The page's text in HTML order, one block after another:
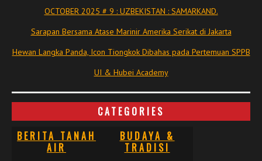
OCTOBER 2025 # 9 : UZBEKISTAN : SAMARKAND.
Sarapan Bersama Atase Marinir Amerika Serikat di Jakarta
Hewan Langka Panda, Icon Tiongkok Dibahas pada Pertemuan SPPB
UI & Hubei Academy
CATEGORIES
BERITA TANAH
AIR
BUDAYA &
TRADISI